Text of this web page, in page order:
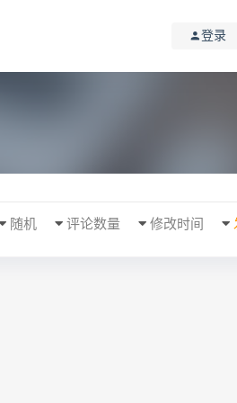
登录
修改时间
评论数量
随机